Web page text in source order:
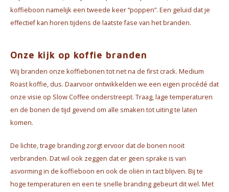
koffieboon namelijk een tweede keer “poppen”. Een geluid dat je
effectief kan horen tijdens de laatste fase van het branden.
Onze kijk op koffie branden
Wij branden onze koffiebonen tot net na de first crack. Medium
Roast koffie, dus. Daarvoor ontwikkelden we een eigen procédé dat
onze visie op Slow Coffee onderstreept. Traag, lage temperaturen
en de bonen de tijd gevend om alle smaken tot uiting te laten
komen.
De lichte, trage branding zorgt ervoor dat de bonen nooit
verbranden. Dat wil ook zeggen dat er geen sprake is van
asvorming in de koffieboon en ook de oliën in tact blijven. Bij te
hoge temperaturen en een te snelle branding gebeurt dit wel. Met